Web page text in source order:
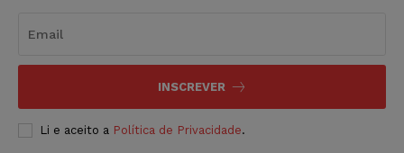
INSCREVER
Li e aceito a Política de Privacidade.